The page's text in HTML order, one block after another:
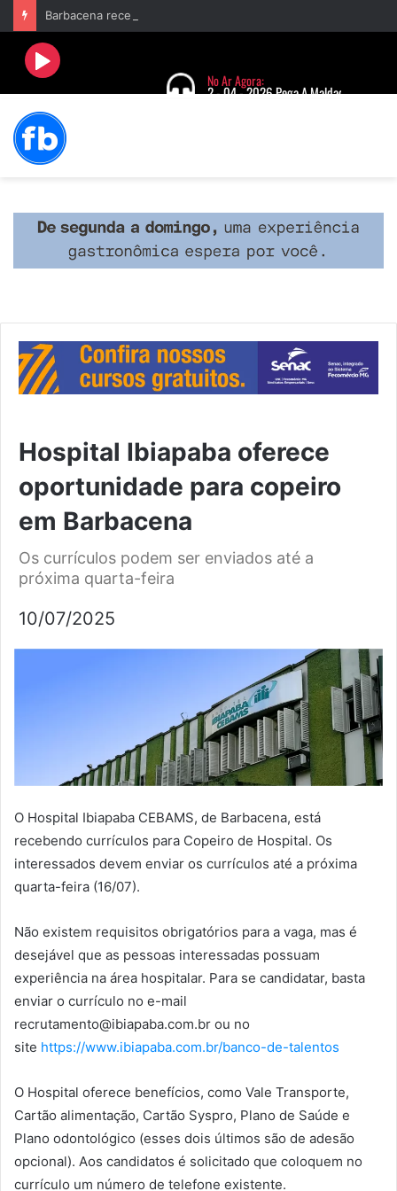
Hospital Ibiapaba oferece
oportunidade para copeiro
em Barbacena
Os currículos podem ser enviados até a
próxima quarta-feira
10/07/2025
O Hospital Ibiapaba CEBAMS, de Barbacena, está
recebendo currículos para Copeiro de Hospital. Os
interessados devem enviar os currículos até a próxima
quarta-feira (16/07).
Não existem requisitos obrigatórios para a vaga, mas é
desejável que as pessoas interessadas possuam
experiência na área hospitalar. Para se candidatar, basta
enviar o currículo no e-mail
recrutamento@ibiapaba.com.br ou no
site https://www.ibiapaba.com.br/banco-de-talentos
O Hospital oferece benefícios, como Vale Transporte,
Cartão alimentação, Cartão Syspro, Plano de Saúde e
Plano odontológico (esses dois últimos são de adesão
opcional). Aos candidatos é solicitado que coloquem no
currículo um número de telefone existente.